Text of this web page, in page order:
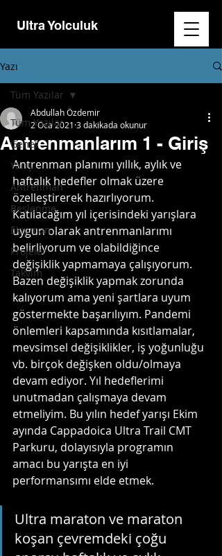
Ultra Yolculuk
Yazı
Tüm Yazılar
Genel
Yarış
Antrenman
Beslenme
Ekipman
Projeler
Takvim
Tüm Yazılar
Antrenmanlarım 1 - Giriş
Abdullah Özdemir
2 Oca 2021 3 dakikada okunur
Antrenman planımı yıllık, aylık ve
haftalık hedefler olmak üzere
özelleştirerek hazırlıyorum.
Katılacağım yıl içerisindeki yarışlara
uygun olarak antrenmanlarımı
belirliyorum ve olabildiğince
değişiklik yapmamaya çalışıyorum.
Bazen değişiklik yapmak zorunda
kalıyorum ama yeni şartlara uyum
göstermekte başarılıyım. Pandemi
önlemleri kapsamında kısıtlamalar,
mevsimsel değişiklikler, iş yoğunluğu
vb. birçok değişken oldu/olmaya
devam ediyor. Yıl hedeflerimi
unutmadan çalışmaya devam
etmeliyim. Bu yılın hedef yarışı Ekim
ayında Cappadoica Ultra Trail CMT
Parkuru, dolayısıyla programın
amacı bu yarışta en iyi
performansımı elde etmek.
Ultra maraton ve maraton
koşan çevremdeki çoğu